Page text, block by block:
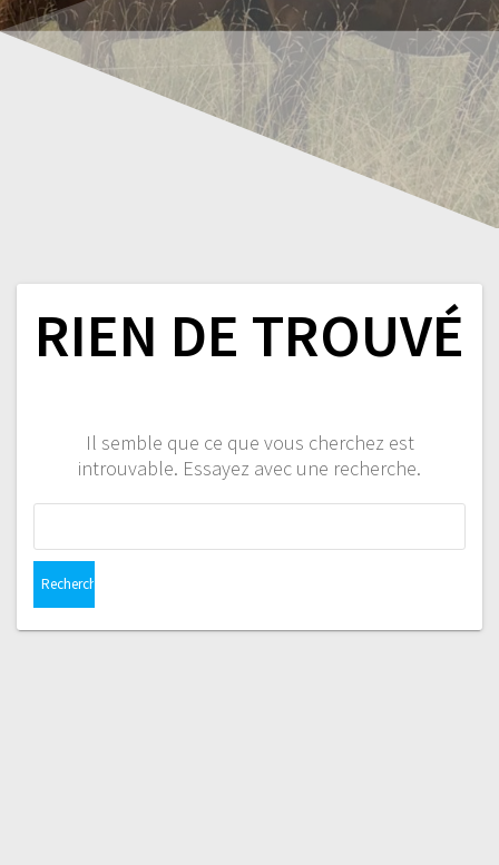
RIEN DE TROUVÉ
Il semble que ce que vous cherchez est
introuvable. Essayez avec une recherche.